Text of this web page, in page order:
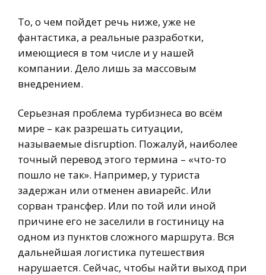
То, о чем пойдет речь ниже, уже не
фантастика, а реальные разработки,
имеющиеся в том числе и у нашей
компании. Дело лишь за массовым
внедрением.
Серьезная проблема турбизнеса во всём
мире – как разрешать ситуации,
называемые disruption. Пожалуй, наиболее
точный перевод этого термина – «что-то
пошло не так». Например, у туриста
задержан или отменен авиарейс. Или
сорван трансфер. Или по той или иной
причине его не заселили в гостиницу на
одном из пунктов сложного маршрута. Вся
дальнейшая логистика путешествия
нарушается. Сейчас, чтобы найти выход при